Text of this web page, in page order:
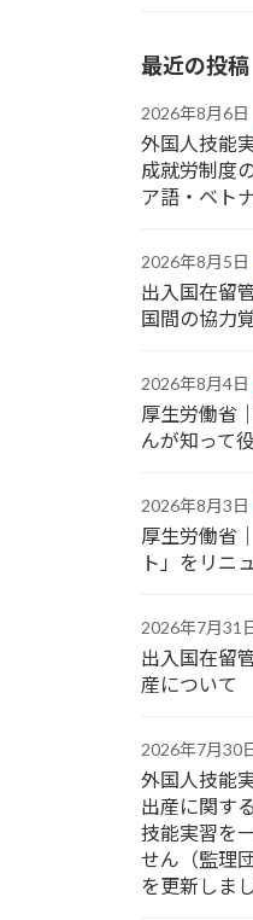
最近の投稿
2026年8月6日
外国人技能
成就労制度
ア語・ベト
2026年8月5日
出入国在留
国間の協力
2026年8月4日
厚生労働省
んが知って
2026年8月3日
厚生労働省
ト」をリニ
2026年7月31
出入国在留
産について
2026年7月30
外国人技能
出産に関す
技能実習を
せん（監理
を更新しま